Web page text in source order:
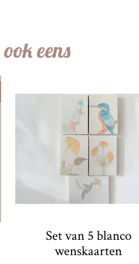
eens
Set van 5 blanco
wenskaarten